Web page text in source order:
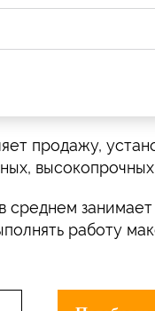
продажу,
среднем
работу